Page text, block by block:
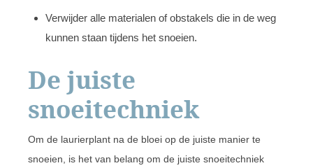
Verwijder alle materialen of obstakels die in de weg
kunnen staan tijdens het snoeien.
De juiste
snoeitechniek
Om de laurierplant na de bloei op de juiste manier te
snoeien, is het van belang om de juiste snoeitechniek